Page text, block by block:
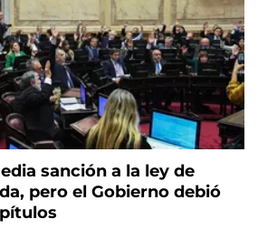
sanción a la ley de
pero el Gobierno debió